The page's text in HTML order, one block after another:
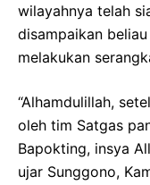
wilayahnya telah
disampaikan
melakukan
“Alhamdulillah,
oleh tim Satgas
Bapokting, insya
ujar Sunggono,